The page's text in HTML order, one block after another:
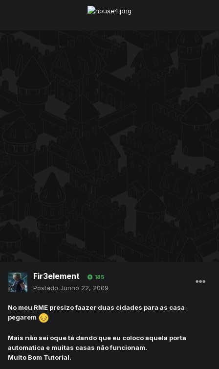
Fir3element 185
Postado Junho 22, 2009
No meu RME presizo faazer duas cidades para as casa
pegarem
Mais não sei oque tá dando que eu coloco aquela porta
automatica e muitas casas não funcionam.
Muito Bom Tutorial.